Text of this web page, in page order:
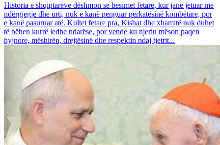
Historia e shqiptarëve dëshmon se besimet fetare, kur janë jetuar me
ndërgjegje dhe urti, nuk e kanë penguar përkatësinë kombëtare, por
e kanë pasuruar atë. Kultet fetare pra, Kishat dhe xhamitë nuk duhet
të bëhen kurrë ledhe ndarëse, por vende ku njeriu mëson paqen
hyjnore, mëshirën, drejtësinë dhe respektin ndaj tjetrit...